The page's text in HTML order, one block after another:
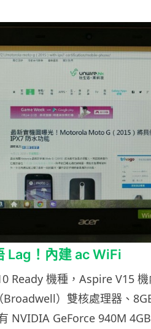
Lag！內建 ac WiFi
Ready 機種，Aspire V15
Broadwell）雙核處理器、
NVIDIA GeForce 940M